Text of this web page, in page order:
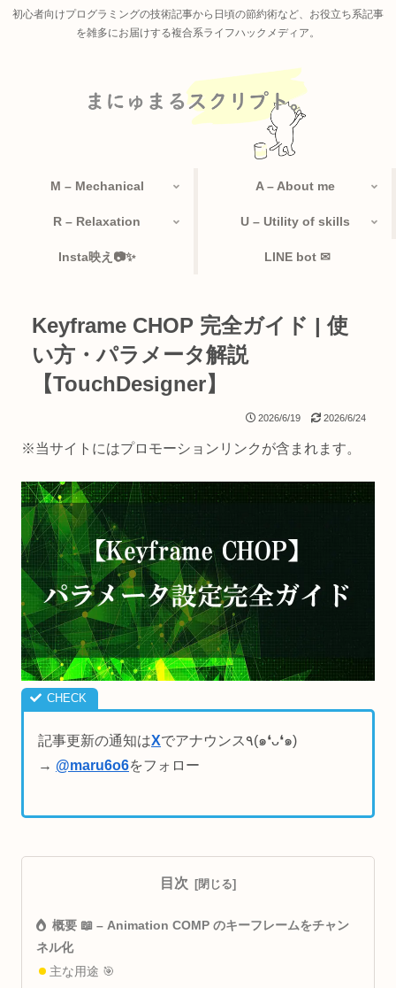
初心者向けプログラミングの技術記事から日頃の節約術など、お役立ち系記事
を雑多にお届けする複合系ライフハックメディア。
M – Mechanical A – About me
R – Relaxation U – Utility of skills
Insta映え📷✨ LINE bot ✉
Keyframe CHOP 完全ガイド | 使
い方・パラメータ解説
【TouchDesigner】
2026/6/19 2026/6/24
※当サイトにはプロモーションリンクが含まれます。
記事更新の通知はX
でアナウンス٩(๑❛ᴗ❛๑)
→ @maru6o6をフォロー
目次
概要 📖 – Animation COMP のキーフレームをチャン
ネル化
主な用途 🎯